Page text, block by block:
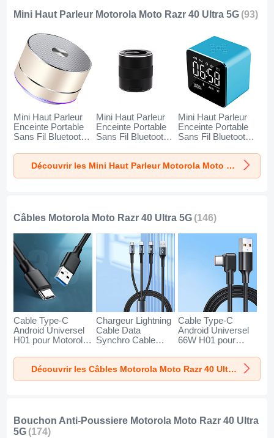
Mini Haut Parleur Motorola Moto Razr 40 Ultra 5G (93)
Mini Haut Parleur
Enceinte Portable
Sans Fil Bluetooth
pour Motorola Moto
Razr 40 Ultra 5G
Or
Mini Haut Parleur
Enceinte Portable
Sans Fil Bluetooth
pour Motorola Moto
Razr 40 Ultra 5G
Noir
Mini Haut Parleur
Enceinte Portable
Sans Fil Bluetooth
pour Motorola Moto
Razr 40 Ultra 5G
Bleu
Découvrir les Mini Haut Parleur Motorola Moto Razr 40 Ultra 5G
Câbles Motorola Moto Razr 40 Ultra 5G (146)
Cable Type-C
Android Universel
H01 pour Motorola
5G Gris Fonce
Chargeur Lightning
Cable Data
Synchro Cable
Type-C 100W H01
pour Motorola Moto
Razr 40 Ultra 5G
Cable Type-C
Android Universel
66W H01 pour
Razr 40 Ultra 5G
Noir
Découvrir les Câbles Motorola Moto Razr 40 Ultra 5G
Bouchon Anti-Poussiere Motorola Moto Razr 40 Ultra
5G (174)